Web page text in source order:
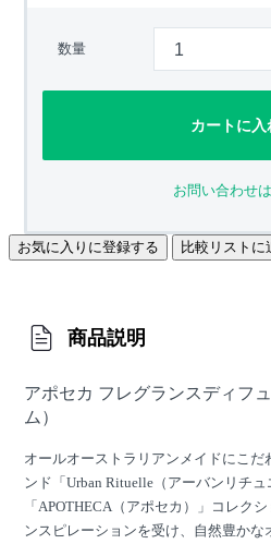
数量
カートに入
お問い合わせ
お気に入りに登録する 比較リストに
商品説明
アポセカ フレグランスディフ
ム）
オールオーストラリアンメイドにこだ
ンド「Urban Rituelle（アーバンリチ
「APOTHECA（アポセカ）」コレク
ンスピレーションを受け、自然豊か